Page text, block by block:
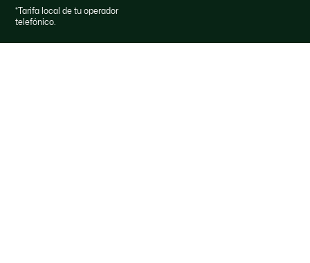
*Tarifa local de tu operador
telefónico.